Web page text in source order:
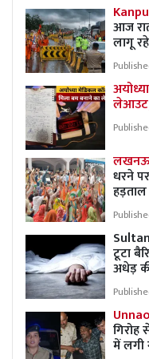
आज
लागू
लखनऊ
धरने
हड़ताल
टूटा
अधेड़
में लगी